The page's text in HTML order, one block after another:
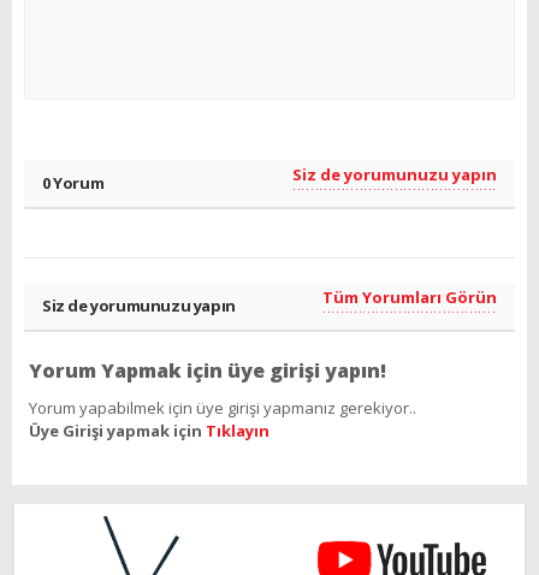
0 Yorum Siz de yorumunuzu yapın
Siz de yorumunuzu yapın Tüm Yorumları Görün
Yorum Yapmak için üye girişi yapın!
Yorum yapabilmek için üye girişi yapmanız gerekiyor..
Üye Girişi yapmak için Tıklayın